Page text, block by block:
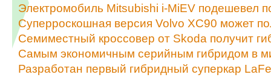
Электромобиль Mitsubishi i-MiEV подешевел
Суперроскошная версия Volvo XC90 может
Семиместный кроссовер от Skoda получит
Самым экономичным серийным гибридом в
Разработан первый гибридный суперкар